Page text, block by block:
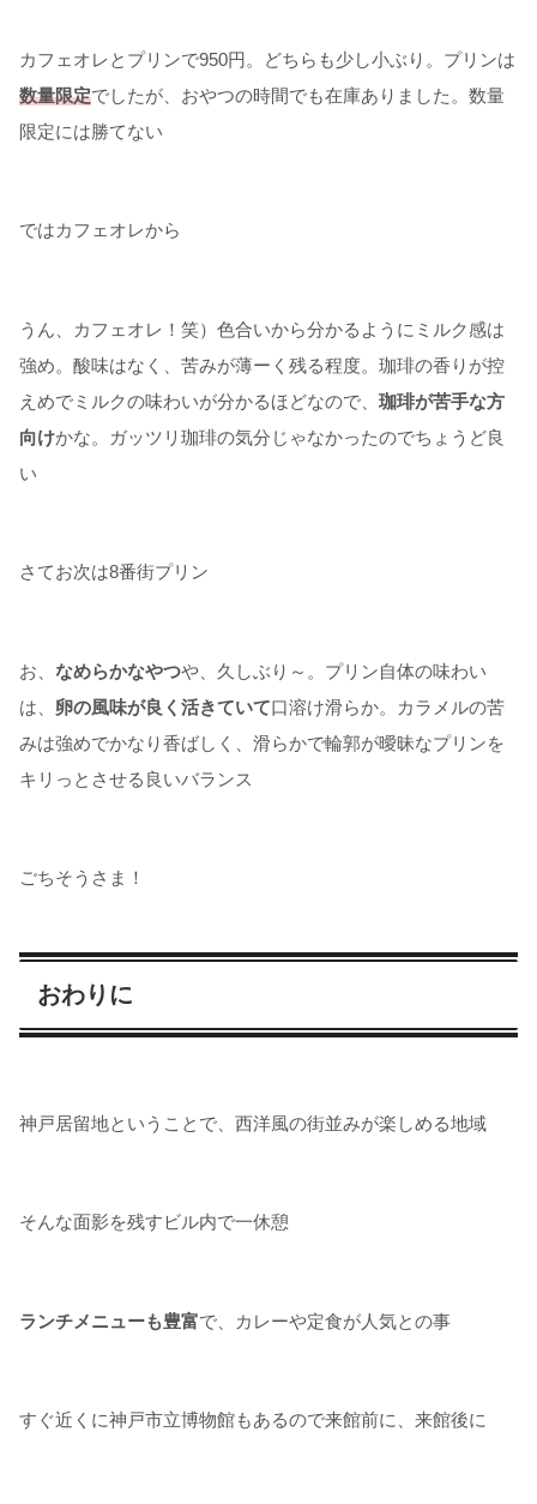
カフェオレとプリンで950円。どちらも少し小ぶり。プリンは
数量限定でしたが、おやつの時間でも在庫ありました。数量
限定には勝てない
ではカフェオレから
うん、カフェオレ！笑）色合いから分かるようにミルク感は
強め。酸味はなく、苦みが薄ーく残る程度。珈琲の香りが控
えめでミルクの味わいが分かるほどなので、 珈琲が苦手な方
向けかな。ガッツリ珈琲の気分じゃなかったのでちょうど良
い
さてお次は8番街プリン
お、 なめらかなやつや、久しぶり～。プリン自体の味わい
は、 卵の風味が良く活きていて口溶け滑らか。カラメルの苦
みは強めでかなり香ばしく、滑らかで輪郭が曖昧なプリンを
キリっとさせる良いバランス
ごちそうさま！
おわりに
神戸居留地ということで、西洋風の街並みが楽しめる地域
そんな面影を残すビル内で一休憩
ランチメニューも豊富で、カレーや定食が人気との事
すぐ近くに神戸市立博物館もあるので来館前に、来館後に